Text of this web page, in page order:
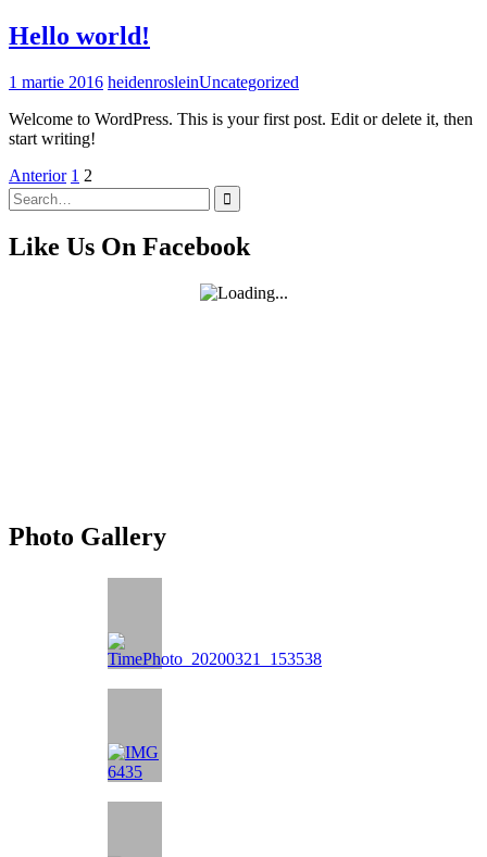
Hello world!
1 martie 2016 heidenrosleinUncategorized
Welcome to WordPress. This is your first post. Edit or delete it, then
start writing!
Paginație
articole
Anterior 1 2
Search
for:
Like Us On Facebook
Photo Gallery